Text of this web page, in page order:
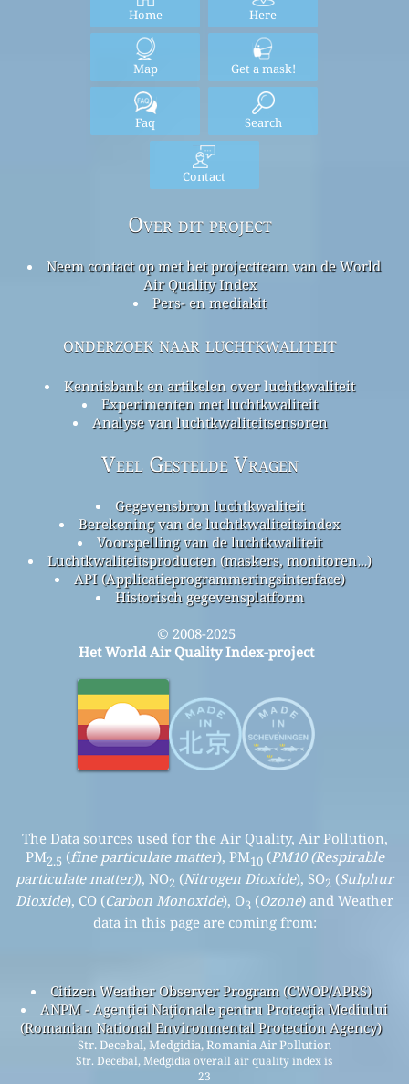
Home Here
Map Get a mask!
Faq Search
Contact
Over dit project
Neem contact op met het projectteam van de World
Air Quality Index
Pers- en mediakit
onderzoek naar luchtkwaliteit
Kennisbank en artikelen over luchtkwaliteit
Experimenten met luchtkwaliteit
Analyse van luchtkwaliteitsensoren
Veel Gestelde Vragen
Gegevensbron luchtkwaliteit
Berekening van de luchtkwaliteitsindex
Voorspelling van de luchtkwaliteit
Luchtkwaliteitsproducten (maskers, monitoren…)
API (Applicatieprogrammeringsinterface)
Historisch gegevensplatform
© 2008-2025
Het World Air Quality Index-project
The Data sources used for the Air Quality, Air Pollution,
PM2.5 (fine particulate matter), PM10(PM10 (Respirable
particulate matter)), NO2 (Nitrogen Dioxide), SO2 (Sulphur
Dioxide), CO (Carbon Monoxide), O3 (Ozone) and Weather
data in this page are coming from:
Citizen Weather Observer Program (CWOP/APRS)
ANPM - Agenţiei Naţionale pentru Protecţia Mediului
(Romanian National Environmental Protection Agency)
Str. Decebal, Medgidia, Romania Air Pollution
Str. Decebal, Medgidia overall air quality index is
23